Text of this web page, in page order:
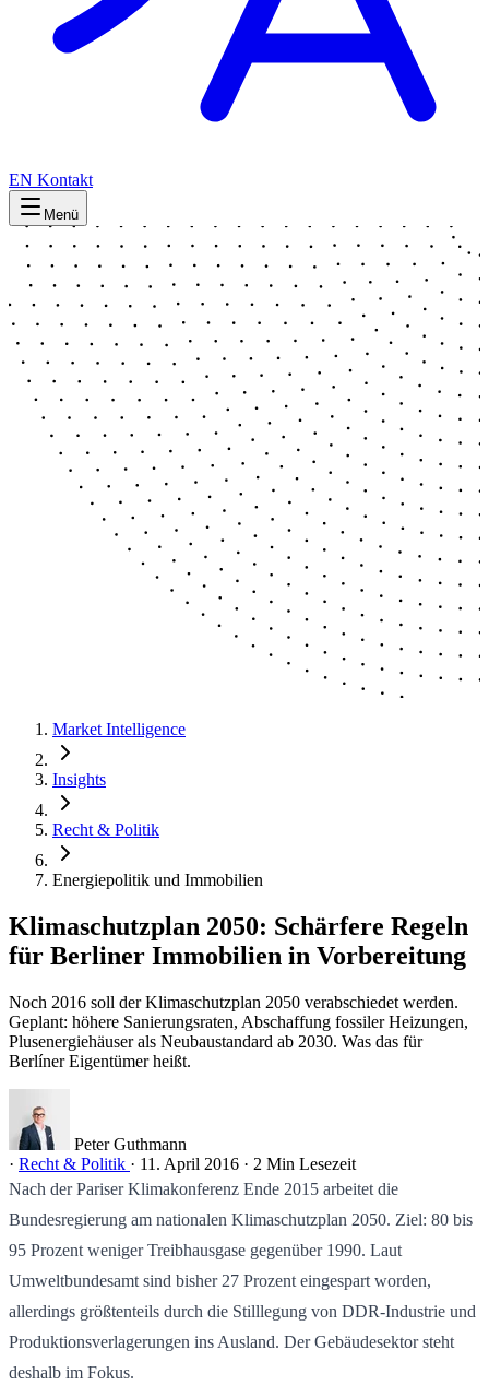
EN Kontakt
Menü
Market Intelligence
Insights
Recht & Politik
Energiepolitik und Immobilien
Klimaschutzplan 2050: Schärfere Regeln
für Berliner Immobilien in Vorbereitung
Noch 2016 soll der Klimaschutzplan 2050 verabschiedet werden.
Geplant: höhere Sanierungsraten, Abschaffung fossiler Heizungen,
Plusenergiehäuser als Neubaustandard ab 2030. Was das für
Berlíner Eigentümer heißt.
Peter Guthmann
· Recht & Politik · 11. April 2016 · 2 Min Lesezeit
Nach der Pariser Klimakonferenz Ende 2015 arbeitet die
Bundesregierung am nationalen Klimaschutzplan 2050. Ziel: 80 bis
95 Prozent weniger Treibhausgase gegenüber 1990. Laut
Umweltbundesamt sind bisher 27 Prozent eingespart worden,
allerdings größtenteils durch die Stilllegung von DDR-Industrie und
Produktionsverlagerungen ins Ausland. Der Gebäudesektor steht
deshalb im Fokus.